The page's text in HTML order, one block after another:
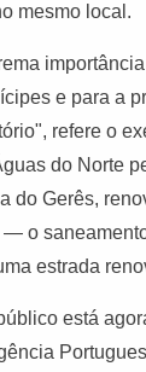
mesmo local.
e para a
refere o
do Norte
do Gerês,
— o
estrada
está